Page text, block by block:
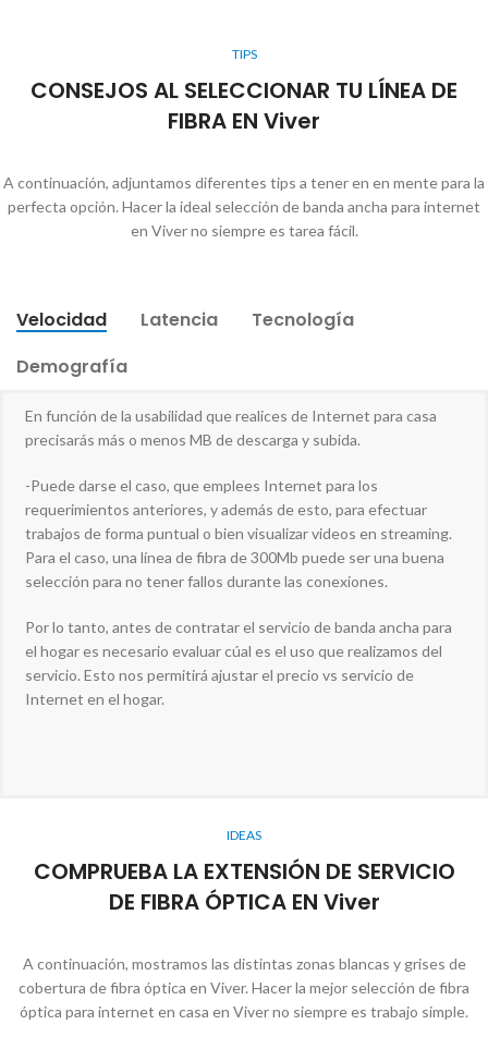
TIPS
CONSEJOS AL SELECCIONAR TU LÍNEA DE
FIBRA EN Viver
A continuación, adjuntamos diferentes tips a tener en en mente para la
perfecta opción. Hacer la ideal selección de banda ancha para internet
en Viver no siempre es tarea fácil.
Velocidad Latencia
Tecnología
Demografía
En función de la usabilidad que realices de Internet para casa
precisarás más o menos MB de descarga y subida.
-Puede darse el caso, que emplees Internet para los
requerimientos anteriores, y además de esto, para efectuar
trabajos de forma puntual o bien visualizar videos en streaming.
Para el caso, una línea de fibra de 300Mb puede ser una buena
selección para no tener fallos durante las conexiones.
Por lo tanto, antes de contratar el servicio de banda ancha para
el hogar es necesario evaluar cúal es el uso que realizamos del
servicio. Esto nos permitirá ajustar el precio vs servicio de
Internet en el hogar.
IDEAS
COMPRUEBA LA EXTENSIÓN DE SERVICIO
DE FIBRA ÓPTICA EN Viver
A continuación, mostramos las distintas zonas blancas y grises de
cobertura de fibra óptica en Viver. Hacer la mejor selección de fibra
óptica para internet en casa en Viver no siempre es trabajo simple.